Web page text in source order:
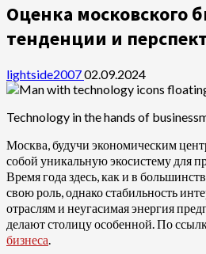
Оценка московского
тенденции и
lightside200702.09.2024
Technology in the hands of
Москва, будучи экономическим
собой уникальную экосистему для
Время года здесь, как и в
свою роль, однако стабильность
отраслям и неугасимая энергия
делают столицу особенной. По
бизнеса.